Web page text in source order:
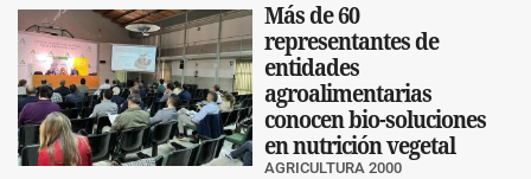
Más de 60
representantes de
entidades
agroalimentarias
conocen bio-soluciones
en nutrición vegetal
AGRICULTURA 2000